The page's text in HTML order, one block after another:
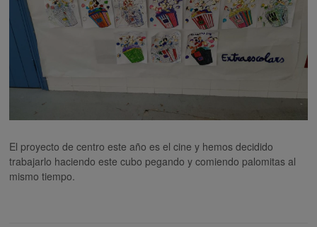
El proyecto de centro este año es el cine y hemos decidido
trabajarlo haciendo este cubo pegando y comiendo palomitas al
mismo tiempo.